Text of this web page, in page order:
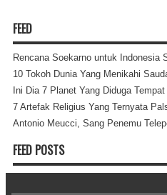
FEED
Rencana Soekarno untuk Indonesia
10 Tokoh Dunia Yang Menikahi
Ini Dia 7 Planet Yang Diduga
7 Artefak Religius Yang Ternyata
Antonio Meucci, Sang Penemu
FEED POSTS